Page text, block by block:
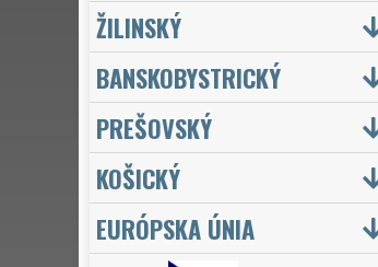
ŽILINSKÝ
BANSKOBYSTRICKÝ
PREŠOVSKÝ
KOŠICKÝ
EURÓPSKA ÚNIA